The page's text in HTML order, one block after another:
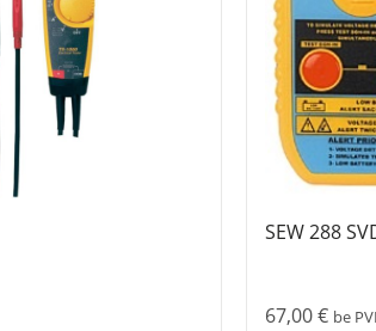
SEW 288
67,00€ be